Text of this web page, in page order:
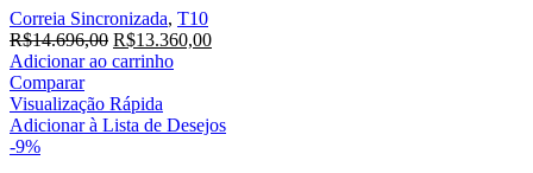
Correia Sincronizada, T10
R$14.696,00 O
preço
era:
R$14.696,00.
R$13.360,00O
R$13.360,00.
Adicionar ao carrinho
Comparar
Visualização Rápida
Adicionar à Lista de Desejos
-9%